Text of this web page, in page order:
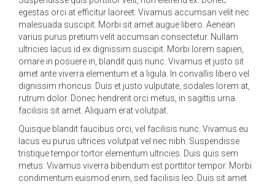
egestas orci at efficitur laoreet. Vivamus accumsan velit nec
malesuada suscipit. Morbi sit amet augue libero. Aenean
varius purus pretium velit accumsan consectetur. Nullam
ultricies lacus id ex dignissim suscipit. Morbi lorem sapien,
ornare in posuere in, blandit quis nunc. Vivamus et justo sit
amet ante viverra elementum et a ligula. In convallis libero vel
dignissim rhoncus. Duis et justo vulputate, sodales lorem at,
rutrum dolor. Donec hendrerit orci metus, in sagittis urna
facilisis sit amet. Aliquam erat volutpat.
Quisque blandit faucibus orci, vel facilisis nunc. Vivamus eu
lacus eu purus ultrices volutpat vel nec nibh. Suspendisse
tristique tempor tortor elementum ultricies. Duis quis sem
metus. Vivamus viverra bibendum est porttitor tempor. Morbi
condimentum euismod enim, sed facilisis leo. Duis sit amet